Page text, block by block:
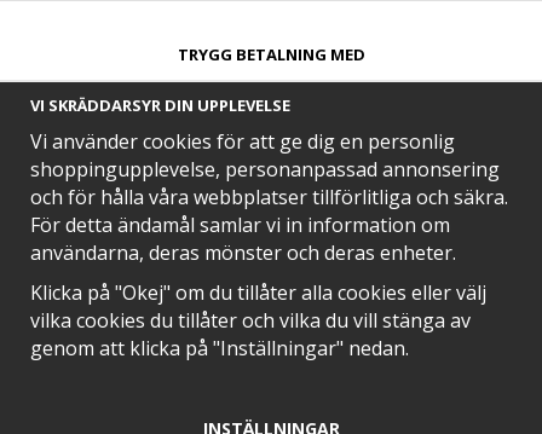
TRYGG BETALNING MED​
SNABB LEVERANS MED
EN DEL AV
VI SKRÄDDARSYR DIN UPPLEVELSE
Vi använder cookies för att ge dig en personlig
shoppingupplevelse, personanpassad annonsering
och för hålla våra webbplatser tillförlitliga och säkra.
För detta ändamål samlar vi in information om
användarna, deras mönster och deras enheter.
Klicka på "Okej" om du tillåter alla cookies eller välj
vilka cookies du tillåter och vilka du vill stänga av
genom att klicka på "Inställningar" nedan.
INSTÄLLNINGAR